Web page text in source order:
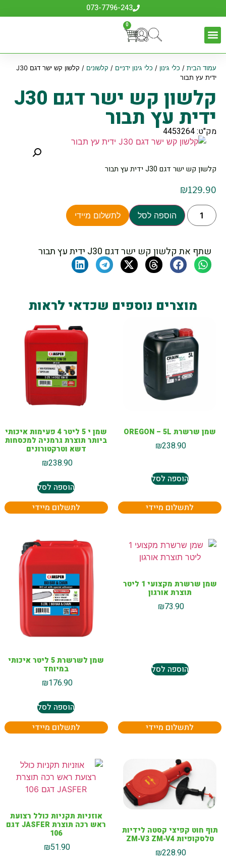
073-7796-243
0
עמוד הבית/ כלי גינון / כלי גינון ידניים / קלשונים
/ קלשון קש ישר דגם J30
ידית עץ תבור
קלשון קש ישר דגם J30
ידית עץ תבור
מק"ט: 4453264
קלשון קש ישר דגם J30 ידית עץ תבור
₪129.90
הוספה לסל לתשלום מיידי
שתף את קלשון קש ישר דגם J30 ידית עץ תבור
מוצרים נוספים שכדאי לראות
שמן שרשרת OREGON – 5L
₪238.90
הוספה לסל
לתשלום מיידי
שמן י 5 ליטר 4 פעימות איכותי
ביותר תוצרת גרמניה למכסחות
דשא וטרקטורונים
₪238.90
הוספה לסל
לתשלום מיידי
שמן שרשרת מקצועי 1 ליטר
תוצרת אורגון
₪73.90
הוספה לסל
לתשלום מיידי
שמן לשרשרת 5 ליטר איכותי
במיוחד
₪176.90
הוספה לסל
לתשלום מיידי
תוף חוט קפיצי קסטה לידיות
טלסקופיות ZM-V3 ZM-V4
₪228.90
אוזניות תקניות כולל רצועת
ראש רכה תוצרת JASFER דגם
106
₪51.90